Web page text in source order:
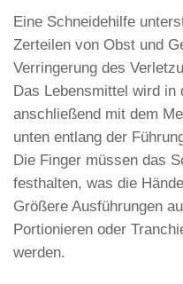
Eine Schneidehilfe
Zerteilen von Obst und
Verringerung des
Das Lebensmittel wird in
anschließend mit dem
unten entlang der
Die Finger müssen das
festhalten, was die
Größere Ausführungen
Portionieren oder
werden.